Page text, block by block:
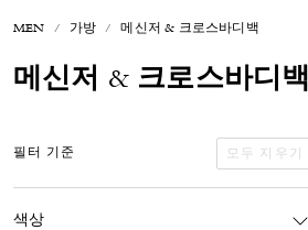
MEN 가방 메신저 & 크로스바디백
메신저 & 크로스바디백
필터 기준 모두 지우기
색상